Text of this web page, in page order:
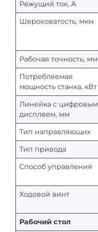
Режущий ток, А
Шероховатость, мкм
Рабочая точность, мм
Потребляемая
мощность станка, кВт
Линейка с цифровым
дисплеем, мм
Тип направляющих
Тип привода
Способ управления
Ходовой винт
Рабочий стол